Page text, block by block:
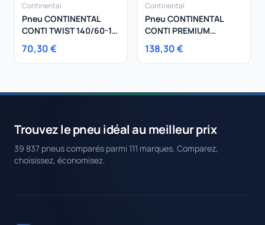
Continental
Pneu CONTINENTAL
CONTI TWIST 140/60-14
64 S
70,30 €
Continental
Pneu CONTINENTAL
CONTI PREMIUM
CONTACT 5 235/55R17
103W
138,30 €
Trouvez le pneu idéal au meilleur prix
39 837 pneus comparés parmi 111 marques. Comparez,
choisissez, économisez.